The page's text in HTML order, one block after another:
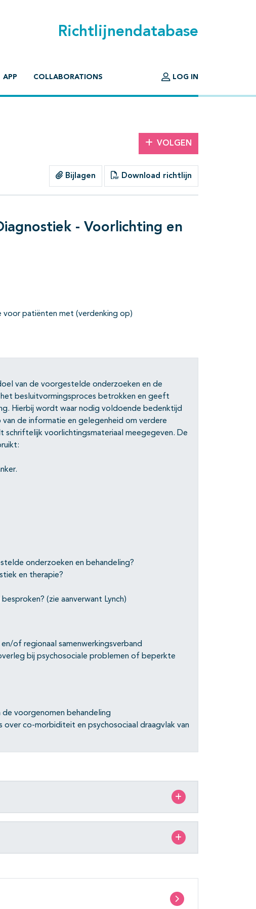
Richtlijnendatabase
APP COLLABORATIONS LOG IN
VOLGEN
Bijlagen Download richtlijn
- Voorlichting en
voor patiënten met (verdenking op)
van de voorgestelde onderzoeken en de
besluitvormingsproces betrokken en geeft
Hierbij wordt waar nodig voldoende bedenktijd
de informatie en gelegenheid om verdere
voorlichtingsmateriaal meegegeven. De
onderzoeken en behandeling?
en therapie?
(zie aanverwant Lynch)
of regionaal samenwerkingsverband
bij psychosociale problemen of beperkte
de voorgenomen behandeling
over co-morbiditeit en psychosociaal draagvlak van